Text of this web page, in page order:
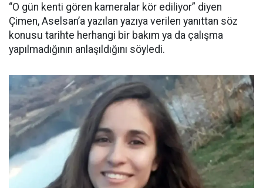
“O gün kenti gören kameralar kör ediliyor” diyen
Çimen, Aselsan’a yazılan yazıya verilen yanıttan söz
konusu tarihte herhangi bir bakım ya da çalışma
yapılmadığının anlaşıldığını söyledi.